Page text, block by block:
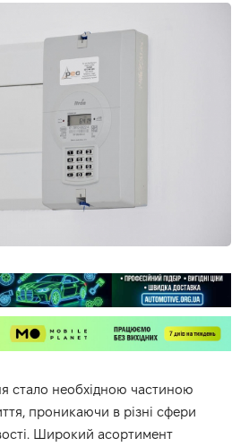
стало необхідною частиною
проникаючи в різні сфери
Широкий асортимент